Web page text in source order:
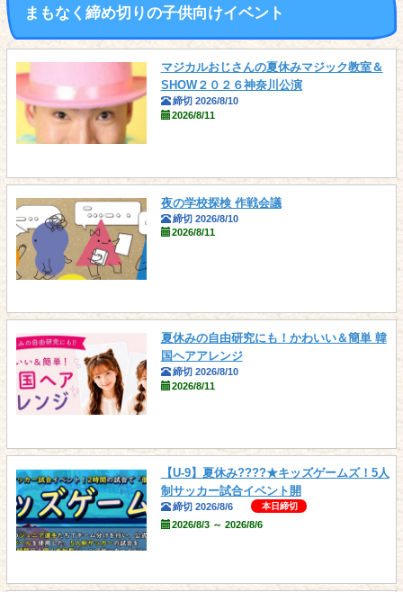
まもなく締め切りの子供向けイベント
マジカルおじさんの夏休みマジック教室＆
SHOW２０２６神奈川公演
締切 2026/8/10
2026/8/11
夜の学校探検 作戦会議
締切 2026/8/10
2026/8/11
夏休みの自由研究にも！かわいい＆簡単 韓
国ヘアアレンジ
締切 2026/8/10
2026/8/11
【U-9】夏休み????★キッズゲームズ！5人
制サッカー試合イベント開
締切 2026/8/6 本日締切
2026/8/3 ～ 2026/8/6